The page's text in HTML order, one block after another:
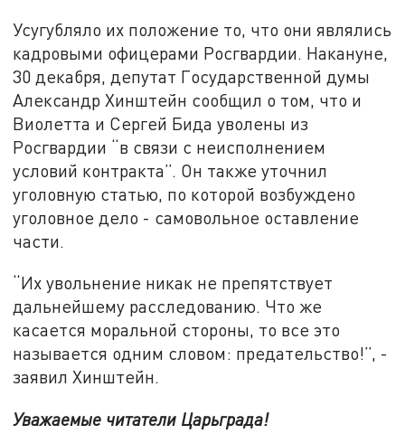
Усугубляло их положение то, что они являлись
кадровыми офицерами Росгвардии. Накануне,
30 декабря, депутат Государственной думы
Александр Хинштейн сообщил о том, что и
Виолетта и Сергей Бида уволены из
Росгвардии “в связи с неисполнением
условий контракта”. Он также уточнил
уголовную статью, по которой возбуждено
уголовное дело - самовольное оставление
части.
“Их увольнение никак не препятствует
дальнейшему расследованию. Что же
касается моральной стороны, то все это
называется одним словом: предательство!”, -
заявил Хинштейн.
Уважаемые читатели Царьграда!